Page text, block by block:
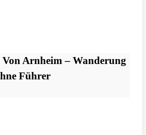
Von Arnheim – Wanderung
Führer